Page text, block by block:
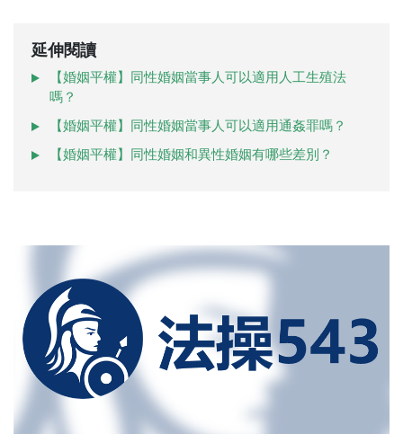
延伸閱讀
【婚姻平權】同性婚姻當事人可以適用人工生殖法
嗎？
【婚姻平權】同性婚姻當事人可以適用通姦罪嗎？
【婚姻平權】同性婚姻和異性婚姻有哪些差別？